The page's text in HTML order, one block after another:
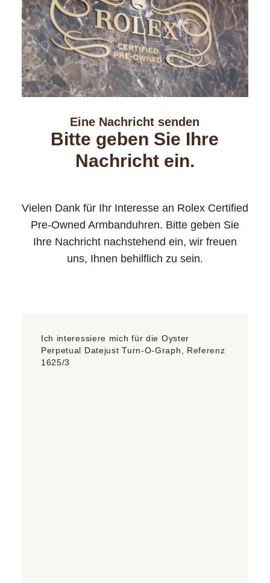
Eine Nachricht senden
Bitte geben Sie Ihre
Nachricht ein.
Vielen Dank für Ihr Interesse an Rolex Certified
Pre-Owned Armbanduhren. Bitte geben Sie
Ihre Nachricht nachstehend ein, wir freuen
uns, Ihnen behilflich zu sein.